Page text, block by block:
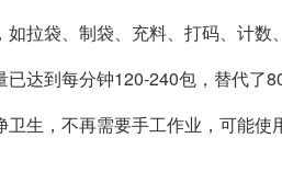
拉袋、制袋、充料、打码、计数
达到每分钟120-240包，替代了
生，不再需要手工作业，可能使